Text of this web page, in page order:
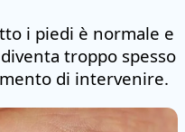
i piedi è normale e
troppo spesso
di intervenire.